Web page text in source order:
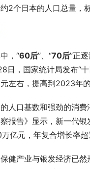
2个日本的人口总量，
，“60后”、“70后”正
日，国家统计局发布“
左右，提高到2023年
人口基数和强劲的消
报告》显示，新一代
亿元，年复合增长率超
健产业与银发经济已